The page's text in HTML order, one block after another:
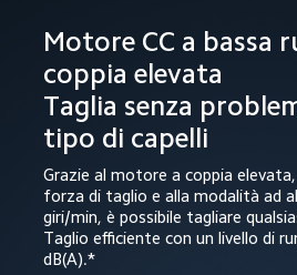
Motore CC a bassa
coppia elevata
Taglia senza
tipo di capelli
Grazie al motore a coppia
forza di taglio e alla modalità ad
giri/min, è possibile tagliare
Taglio efficiente con un livello di
dB(A).*